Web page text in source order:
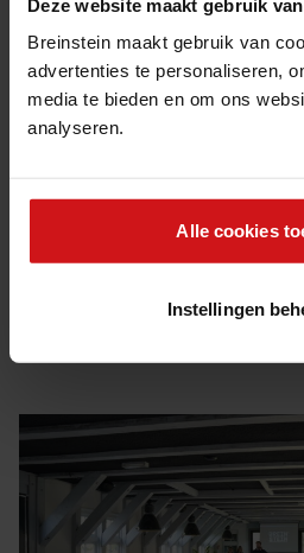
Deze website maakt gebruik
Breinstein maakt gebruik van
advertenties te personaliseren,
media te bieden en om ons
analyseren.
Alle cookies
Instellingen
Intensieve begeleiding door
Vanaf dag 1 salaris en geen
MELD JE GRATIS